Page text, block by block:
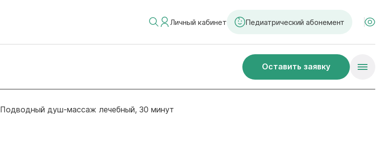
Личный кабинет Педиатрический абонемент
Оставить заявку
Подводный душ-массаж лечебный, 30 минут